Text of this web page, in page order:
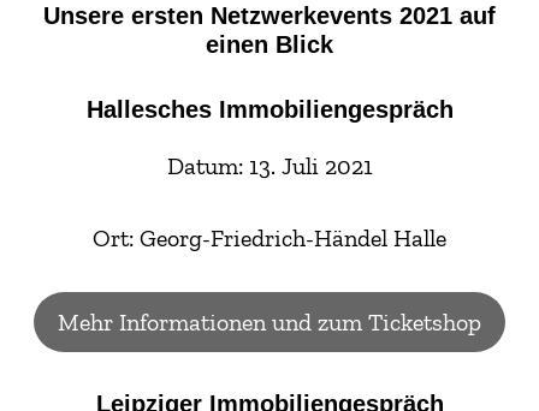
Unsere ersten Netzwerkevents 2021 auf
einen Blick
Hallesches Immobiliengespräch
Datum: 13. Juli 2021
Ort: Georg-Friedrich-Händel Halle
Mehr Informationen und zum Ticketshop
Leipziger Immobiliengespräch